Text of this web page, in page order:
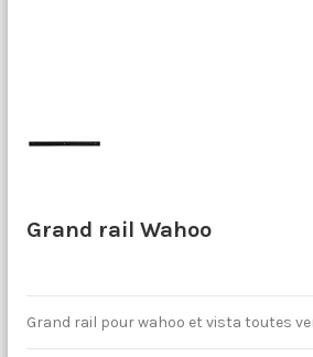
Grand rail Wahoo
Grand rail pour wahoo et vista toutes